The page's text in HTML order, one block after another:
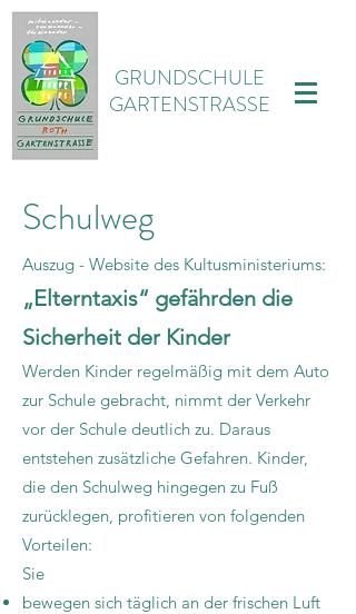
GRUNDSCHULE
GARTENSTRASSE
Schulweg
Auszug - Website des Kultusministeriums:
​„Elterntaxis“ gefährden die
Sicherheit der Kinder
Werden Kinder regelmäßig mit dem Auto
zur Schule gebracht, nimmt der Verkehr
vor der Schule deutlich zu. Daraus
entstehen zusätzliche Gefahren. Kinder,
die den Schulweg hingegen zu Fuß
zurücklegen, profitieren von folgenden
Vorteilen:
Sie
bewegen sich täglich an der frischen Luft